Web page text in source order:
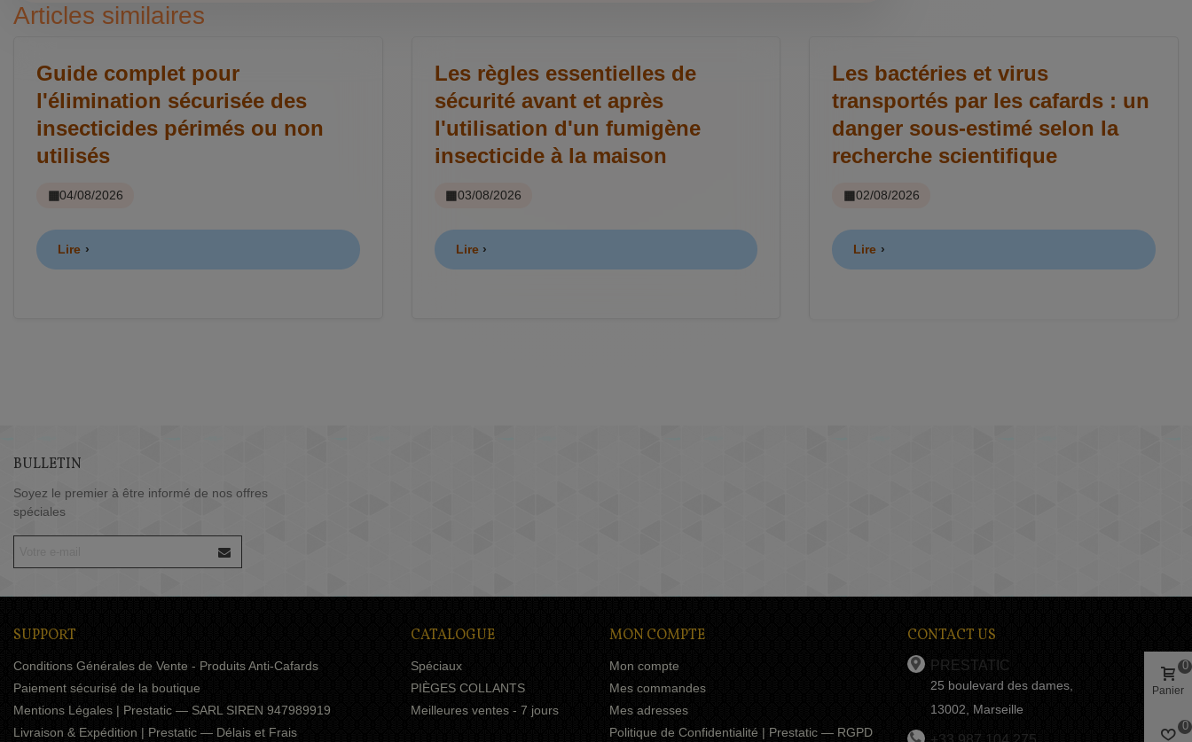
Articles similaires
Guide complet pour
l'élimination sécurisée des
insecticides périmés ou non
utilisés
04/08/2026
Lire
Les règles essentielles de
sécurité avant et après
l'utilisation d'un fumigène
insecticide à la maison
03/08/2026
Lire
Les bactéries et virus
transportés par les cafards : un
danger sous-estimé selon la
recherche scientifique
02/08/2026
Lire
BULLETIN
Soyez le premier à être informé de nos offres
spéciales
SUPPORT
Conditions Générales de Vente - Produits Anti-Cafards
Paiement sécurisé de la boutique
Mentions Légales | Prestatic — SARL SIREN 947989919
Livraison & Expédition | Prestatic — Délais et Frais
CATALOGUE
Spéciaux
PIÈGES COLLANTS
Meilleures ventes - 7 jours
MON COMPTE
Mon compte
Mes commandes
Mes adresses
Politique de Confidentialité | Prestatic — RGPD
CONTACT US
PRESTATIC
25 boulevard des dames,
13002, Marseille
Panier
0
0